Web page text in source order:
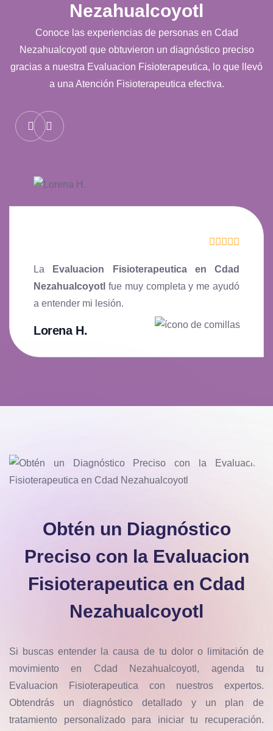
Nezahualcoyotl
Conoce las experiencias de personas en Cdad
Nezahualcoyotl que obtuvieron un diagnóstico preciso
gracias a nuestra Evaluacion Fisioterapeutica, lo que llevó
a una Atención Fisioterapeutica efectiva.
La
Evaluacion Fisioterapeutica en Cdad
Nezahualcoyotl fue muy completa y me ayudó
a entender mi lesión.
Lorena H.
Obtén un Diagnóstico
Preciso con la Evaluacion
Fisioterapeutica en Cdad
Nezahualcoyotl
Si buscas entender la causa de tu dolor o limitación de
movimiento en Cdad Nezahualcoyotl, agenda tu
Evaluacion Fisioterapeutica con nuestros expertos.
Obtendrás un diagnóstico detallado y un plan de
tratamiento personalizado para iniciar tu recuperación.